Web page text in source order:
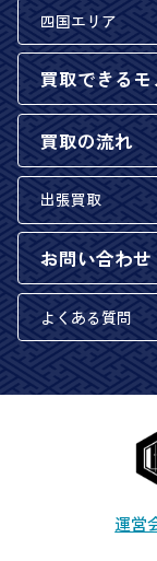
四国エリア
買取できるモ
買取の流れ
出張買取
お問い合わせ
よくある質問
運営